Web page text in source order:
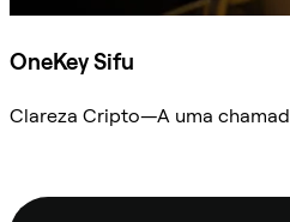
OneKey Sifu
Clareza Cripto—A uma